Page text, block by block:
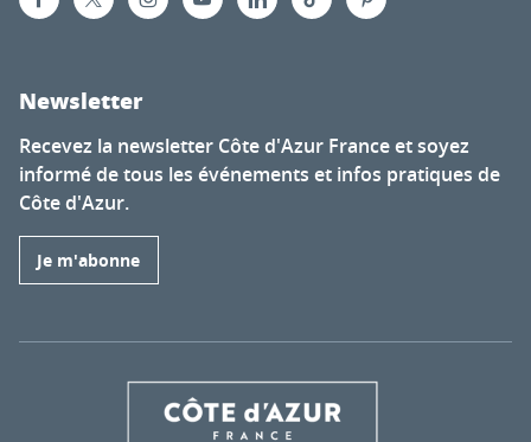
Newsletter
Recevez la newsletter Côte d'Azur France et soyez
informé de tous les événements et infos pratiques de
Côte d'Azur.
Je m'abonne